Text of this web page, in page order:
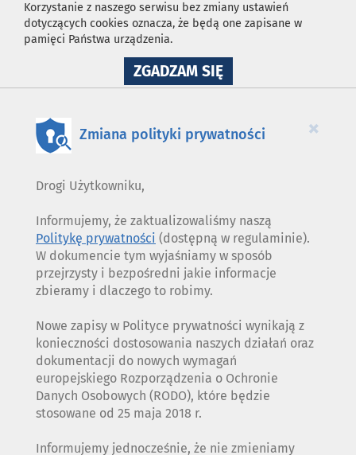
Korzystanie z naszego serwisu bez zmiany ustawień
dotyczących cookies oznacza, że będą one zapisane w
pamięci Państwa urządzenia.
ZGADZAM SIĘNA
WYKORZYSTANIE
×
Zmiana polityki prywatności
Drogi Użytkowniku,
Informujemy, że zaktualizowaliśmy naszą
Politykę prywatności (dostępną w regulaminie).
W dokumencie tym wyjaśniamy w sposób
przejrzysty i bezpośredni jakie informacje
zbieramy i dlaczego to robimy.
Nowe zapisy w Polityce prywatności wynikają z
konieczności dostosowania naszych działań oraz
dokumentacji do nowych wymagań
europejskiego Rozporządzenia o Ochronie
Danych Osobowych (RODO), które będzie
stosowane od 25 maja 2018 r.
Informujemy jednocześnie, że nie zmieniamy